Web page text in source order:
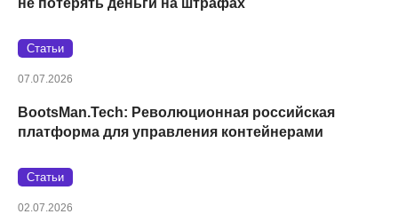
Статьи
07.07.2026
BootsMan.Tech: Революционная российская
платформа для управления контейнерами
Статьи
02.07.2026